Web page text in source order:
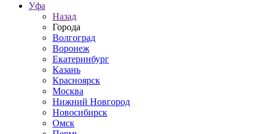
Уфа
Назад
Города
Волгоград
Воронеж
Екатеринбург
Казань
Красноярск
Москва
Нижний Новгород
Новосибирск
Омск